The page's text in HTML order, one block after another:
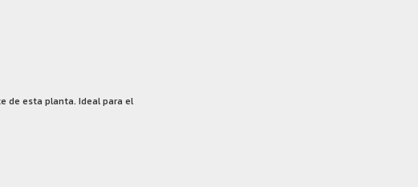
de esta planta. Ideal para el